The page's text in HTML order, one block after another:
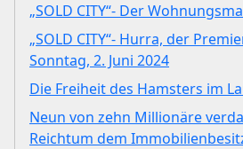
„SOLD CITY“- Der
„SOLD CITY“- Hurra, der
Sonntag, 2. Juni 2024
Die Freiheit des Hamsters im
Neun von zehn Millionäre
Reichtum dem